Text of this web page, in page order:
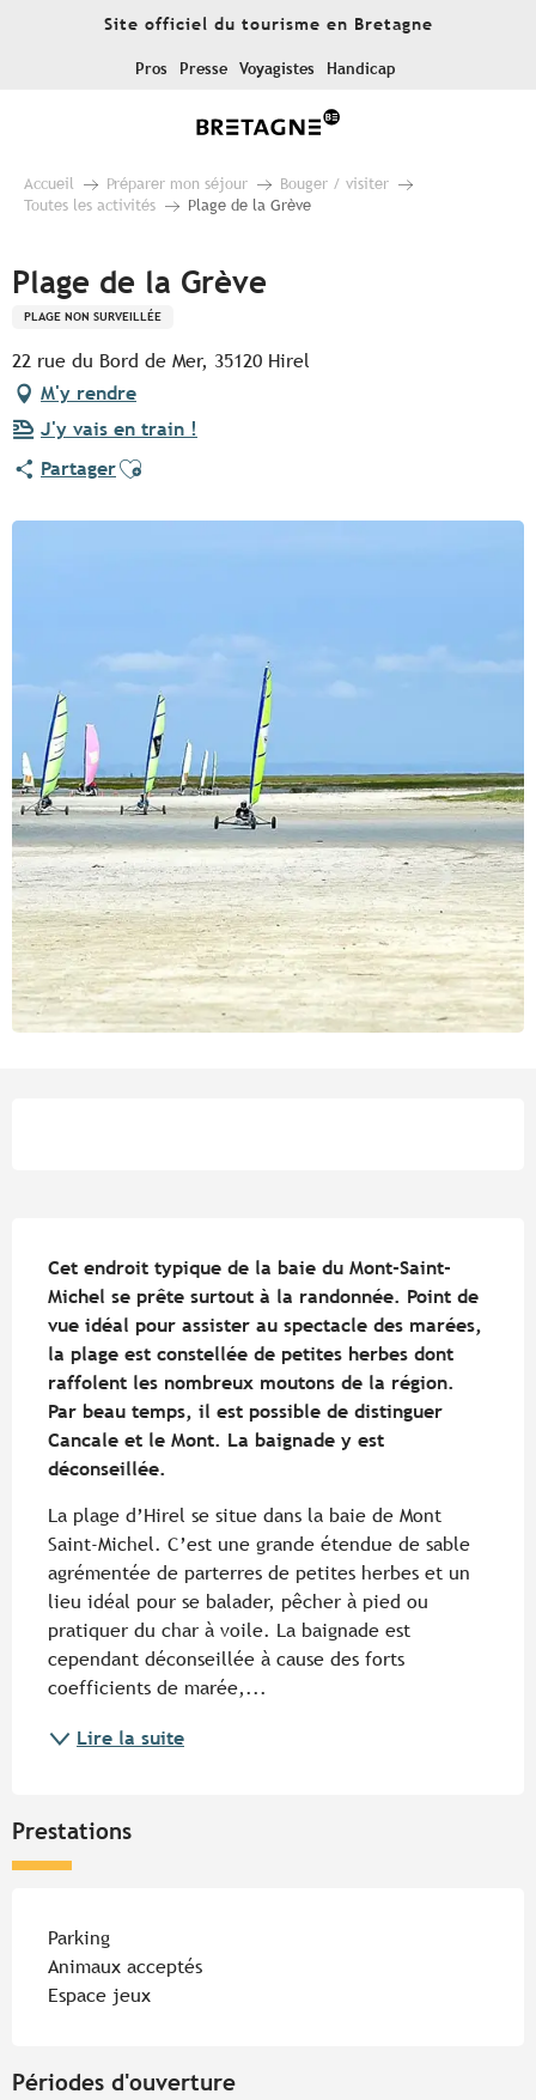
Site officiel du tourisme en Bretagne
Pros Presse Voyagistes Handicap
Accueil Préparer mon séjour
Bouger / visiter
Toutes les activités
Plage de la Grève
Plage de la Grève
PLAGE NON SURVEILLÉE
22 rue du Bord de Mer, 35120 Hirel
M'y rendre
J'y vais en train !
PartagerAjouter aux favoris
Cet endroit typique de la baie du Mont-Saint-
Michel se prête surtout à la randonnée. Point de
vue idéal pour assister au spectacle des marées,
la plage est constellée de petites herbes dont
raffolent les nombreux moutons de la région.
Par beau temps, il est possible de distinguer
Cancale et le Mont. La baignade y est
déconseillée.
La plage d’Hirel se situe dans la baie de Mont
Saint-Michel. C’est une grande étendue de sable
agrémentée de parterres de petites herbes et un
lieu idéal pour se balader, pêcher à pied ou
pratiquer du char à voile. La baignade est
cependant déconseillée à cause des forts
coefficients de marée,...
Lire la suite
Prestations
Parking
Animaux acceptés
Espace jeux
Périodes d'ouverture